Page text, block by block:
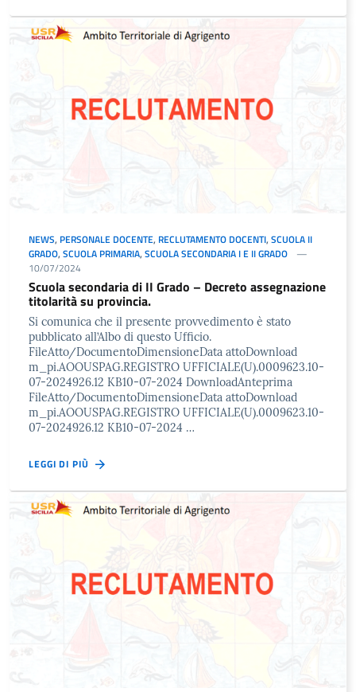
NEWS, PERSONALE DOCENTE, RECLUTAMENTO DOCENTI, SCUOLA II
GRADO, SCUOLA PRIMARIA, SCUOLA SECONDARIA I E II GRADO
10/07/2024
Scuola secondaria di II Grado – Decreto assegnazione
titolarità su provincia.
Si comunica che il presente provvedimento è stato
pubblicato all’Albo di questo Ufficio.
FileAtto/DocumentoDimensioneData attoDownload
m_pi.AOOUSPAG.REGISTRO UFFICIALE(U).0009623.10-
07-2024926.12 KB10-07-2024 DownloadAnteprima
FileAtto/DocumentoDimensioneData attoDownload
m_pi.AOOUSPAG.REGISTRO UFFICIALE(U).0009623.10-
07-2024926.12 KB10-07-2024 …
LEGGI DI PIÙ